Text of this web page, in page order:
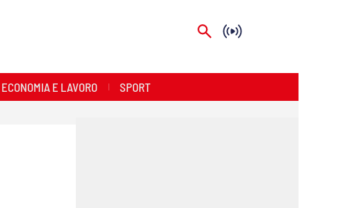
ECONOMIA E LAVORO SPORT